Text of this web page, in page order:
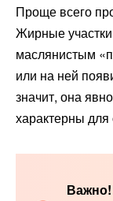
Проще всего
Жирные
маслянистым
или на ней
значит, она
характерны для
Важно!